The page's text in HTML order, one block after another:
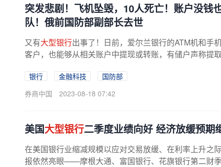
突发悲剧！飞机坠毁，10人死亡！账户没钱
队！俄前国防部副部长去世
又有大型银行出事了！日前，爱尔兰银行的ATM机和手
客户，也能够从相关账户中提现或转账，有储户声称提
银行 金融科技
国防部
券商中国
2023-08-18 07:42
美国大型银行二季度业绩向好 经济放缓预期
在美国银行业缩减规模以应对交易放缓、在利率上升之
报依然亮眼——摩根大通、富国银行、花旗银行第二财